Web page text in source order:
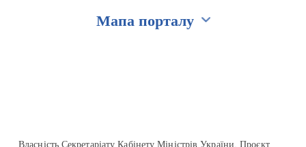
Мапа порталу
Власність Секретаріату Кабінету Міністрів України. Проєкт